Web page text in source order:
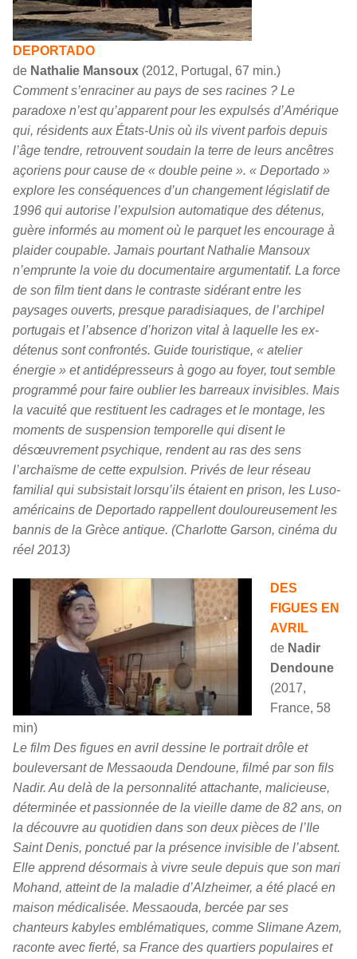
DEPORTADO
de Nathalie Mansoux (2012, Portugal, 67 min.)
Comment s’enraciner au pays de ses racines ? Le
paradoxe n’est qu’apparent pour les expulsés d’Amérique
qui, résidents aux États-Unis où ils vivent parfois depuis
l’âge tendre, retrouvent soudain la terre de leurs ancêtres
açoriens pour cause de « double peine ». « Deportado »
explore les conséquences d’un changement législatif de
1996 qui autorise l’expulsion automatique des détenus,
guère informés au moment où le parquet les encourage à
plaider coupable. Jamais pourtant Nathalie Mansoux
n’emprunte la voie du documentaire argumentatif. La force
de son film tient dans le contraste sidérant entre les
paysages ouverts, presque paradisiaques, de l’archipel
portugais et l’absence d’horizon vital à laquelle les ex-
détenus sont confrontés. Guide touristique, « atelier
énergie » et antidépresseurs à gogo au foyer, tout semble
programmé pour faire oublier les barreaux invisibles. Mais
la vacuité que restituent les cadrages et le montage, les
moments de suspension temporelle qui disent le
désœuvrement psychique, rendent au ras des sens
l’archaïsme de cette expulsion. Privés de leur réseau
familial qui subsistait lorsqu’ils étaient en prison, les Luso-
américains de Deportado rappellent douloureusement les
bannis de la Grèce antique. (Charlotte Garson, cinéma du
réel 2013)
DES
FIGUES EN
AVRIL
de Nadir
Dendoune
(2017,
France, 58
min)
Le film Des figues en avril dessine le portrait drôle et
bouleversant de Messaouda Dendoune, filmé par son fils
Nadir. Au delà de la personnalité attachante, malicieuse,
déterminée et passionnée de la vieille dame de 82 ans, on
la découvre au quotidien dans son deux pièces de l’Ile
Saint Denis, ponctué par la présence invisible de l’absent.
Elle apprend désormais à vivre seule depuis que son mari
Mohand, atteint de la maladie d’Alzheimer, a été placé en
maison médicalisée. Messaouda, bercée par ses
chanteurs kabyles emblématiques, comme Slimane Azem,
raconte avec fierté, sa France des quartiers populaires et